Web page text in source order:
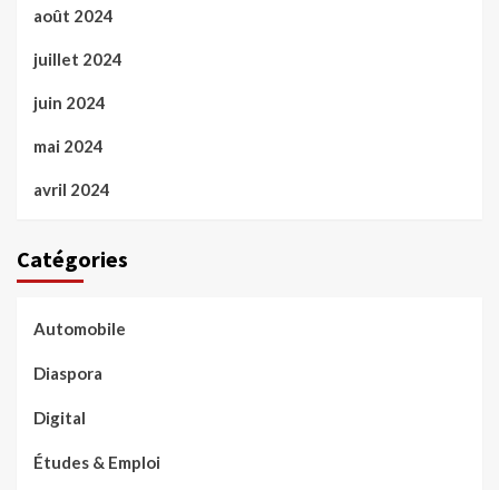
août 2024
juillet 2024
juin 2024
mai 2024
avril 2024
Catégories
Automobile
Diaspora
Digital
Études & Emploi